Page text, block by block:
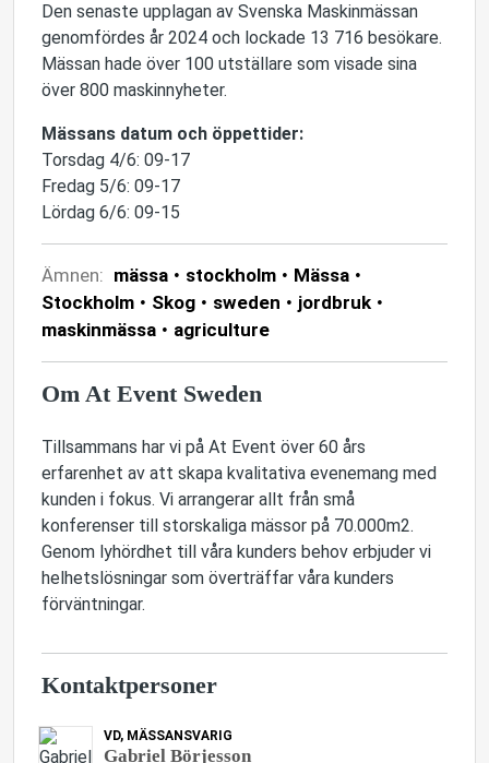
Den senaste upplagan av Svenska Maskinmässan
genomfördes år 2024 och lockade 13 716 besökare.
Mässan hade över 100 utställare som visade sina
över 800 maskinnyheter.
Mässans datum och öppettider:
Torsdag 4/6: 09-17
Fredag 5/6: 09-17
Lördag 6/6: 09-15
Ämnen: mässa stockholm
Mässa
Stockholm
Skog sweden
jordbruk
maskinmässa
agriculture
Om At Event Sweden
Tillsammans har vi på At Event över 60 års
erfarenhet av att skapa kvalitativa evenemang med
kunden i fokus. Vi arrangerar allt från små
konferenser till storskaliga mässor på 70.000m2.
Genom lyhördhet till våra kunders behov erbjuder vi
helhetslösningar som överträffar våra kunders
förväntningar.
Kontaktpersoner
VD, MÄSSANSVARIG
Gabriel Börjesson